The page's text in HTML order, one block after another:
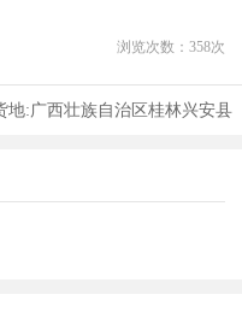
浏览次数： 358次
地:广西壮族自治区桂林兴安县